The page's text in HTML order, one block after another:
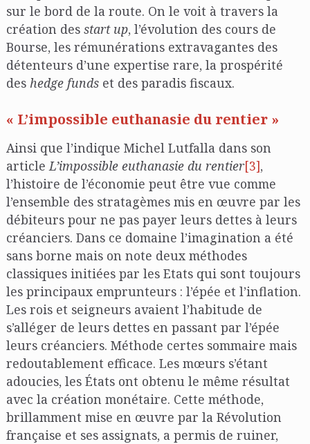
sur le bord de la route. On le voit à travers la
création des start up, l’évolution des cours de
Bourse, les rémunérations extravagantes des
détenteurs d’une expertise rare, la prospérité
des hedge fundset des paradis fiscaux.
« L’impossible euthanasie du rentier »
Ainsi que l’indique Michel Lutfalla dans son
article L’impossible euthanasie du rentier[3],
l’histoire de l’économie peut être vue comme
l’ensemble des stratagèmes mis en œuvre par les
débiteurs pour ne pas payer leurs dettes à leurs
créanciers. Dans ce domaine l’imagination a été
sans borne mais on note deux méthodes
classiques initiées par les Etats qui sont toujours
les principaux emprunteurs : l’épée et l’inflation.
Les rois et seigneurs avaient l’habitude de
s’alléger de leurs dettes en passant par l’épée
leurs créanciers. Méthode certes sommaire mais
redoutablement efficace. Les mœurs s’étant
adoucies, les États ont obtenu le même résultat
avec la création monétaire. Cette méthode,
brillamment mise en œuvre par la Révolution
française et ses assignats, a permis de ruiner,